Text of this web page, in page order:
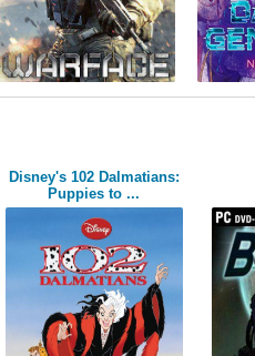
Disney's 102 Dalmatians:
Puppies to ...